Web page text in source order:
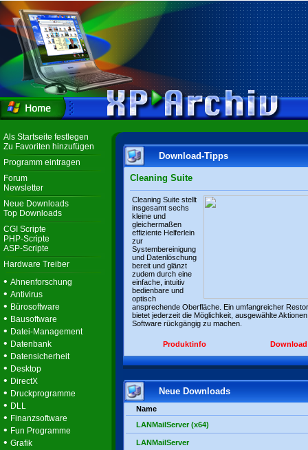
Als Startseite festlegen
Zu Favoriten hinzufügen
Programm eintragen
Forum
Newsletter
Neue Downloads
Top Downloads
CGI Scripte
PHP-Scripte
ASP-Scripte
Hardware Treiber
• Ahnenforschung
• Antivirus
• Bürosoftware
• Bausoftware
• Datei-Management
• Datenbank
• Datensicherheit
• Desktop
• DirectX
• Druckprogramme
• DLL
• Finanzsoftware
• Fun Programme
• Grafik
Download-Tipps
Cleaning Suite
Cleaning Suite stellt
insgesamt sechs
kleine und
gleichermaßen
effiziente Helferlein
zur
Systembereinigung
und Datenlöschung
bereit und glänzt
zudem durch eine
einfache, intuitiv
bedienbare und
optisch
ansprechende Oberfläche. Ein umfangreicher
bietet jederzeit die Möglichkeit, ausgewählte
Software rückgängig zu machen.
Produktinfo Download
Neue Downloads
Name
LANMailServer (x64)
LANMailServer